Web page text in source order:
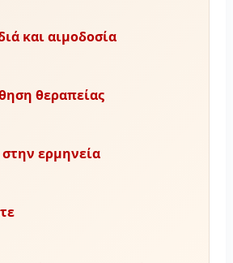
και αιμοδοσία
θεραπείας
ερμηνεία